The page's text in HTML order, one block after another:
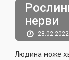
нерви
28.02.2022
Людина може